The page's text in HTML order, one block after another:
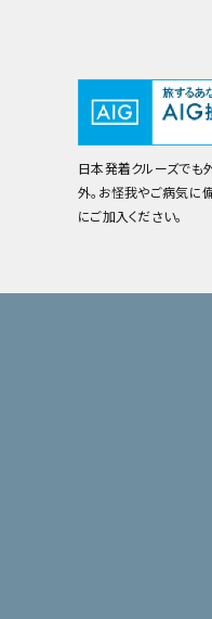
日本発着クルーズでも
外。お怪我やご病気に
にご加入ください。